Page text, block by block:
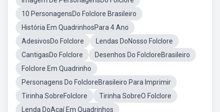
10 PersonagensDo Folclore Brasileiro
História Em QuadrinhosPara 4 Ano
AdesivosDo Folclore
Lendas DoNosso Folclore
CantigasDo Folclore
Desenhos Do FolcloreBrasileiro
Folclore Em Quadrinho
Personagens Do FolcloreBrasileiro Para Imprimir
Tirinha SobreFolclore
Tirinha SobreO Folclore
Lenda DoAçaí Em Quadrinhos